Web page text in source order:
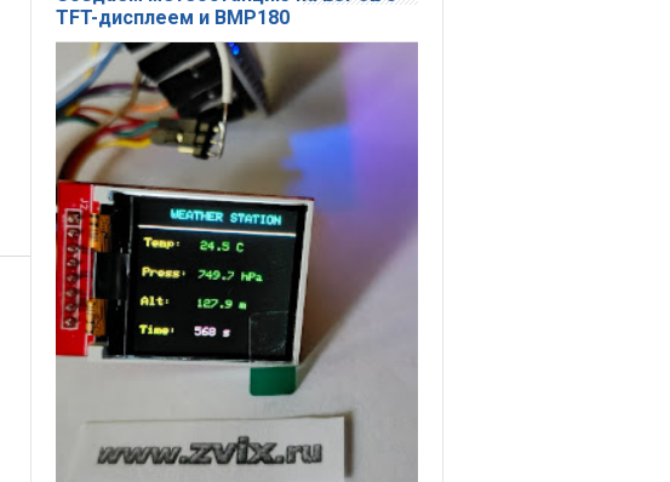
TFT-дисплеем и BMP180